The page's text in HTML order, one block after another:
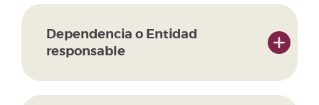
Dependencia o Entidad
responsable